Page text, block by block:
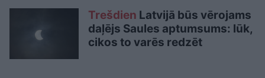
Trešdien Latvijā būs vērojams
daļējs Saules aptumsums: lūk,
cikos to varēs redzēt